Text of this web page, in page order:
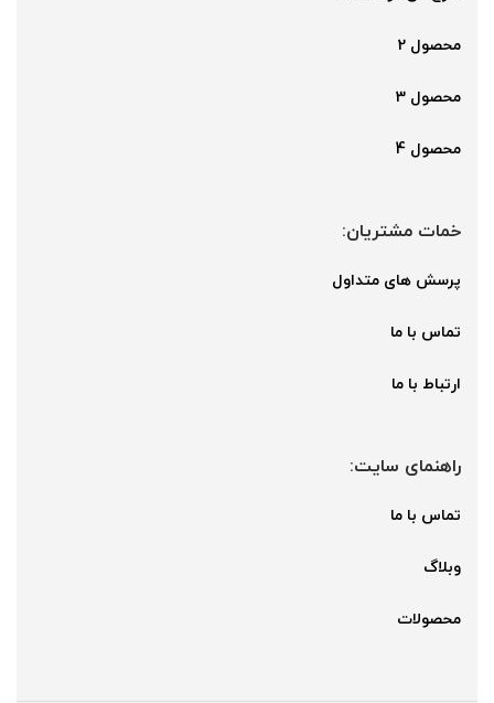
محصول 2
محصول 3
محصول 4
خمات مشتریان:
پرسش های متداول
تماس با ما
ارتباط با ما
راهنمای سایت:
تماس با ما
وبلاگ
محصولات